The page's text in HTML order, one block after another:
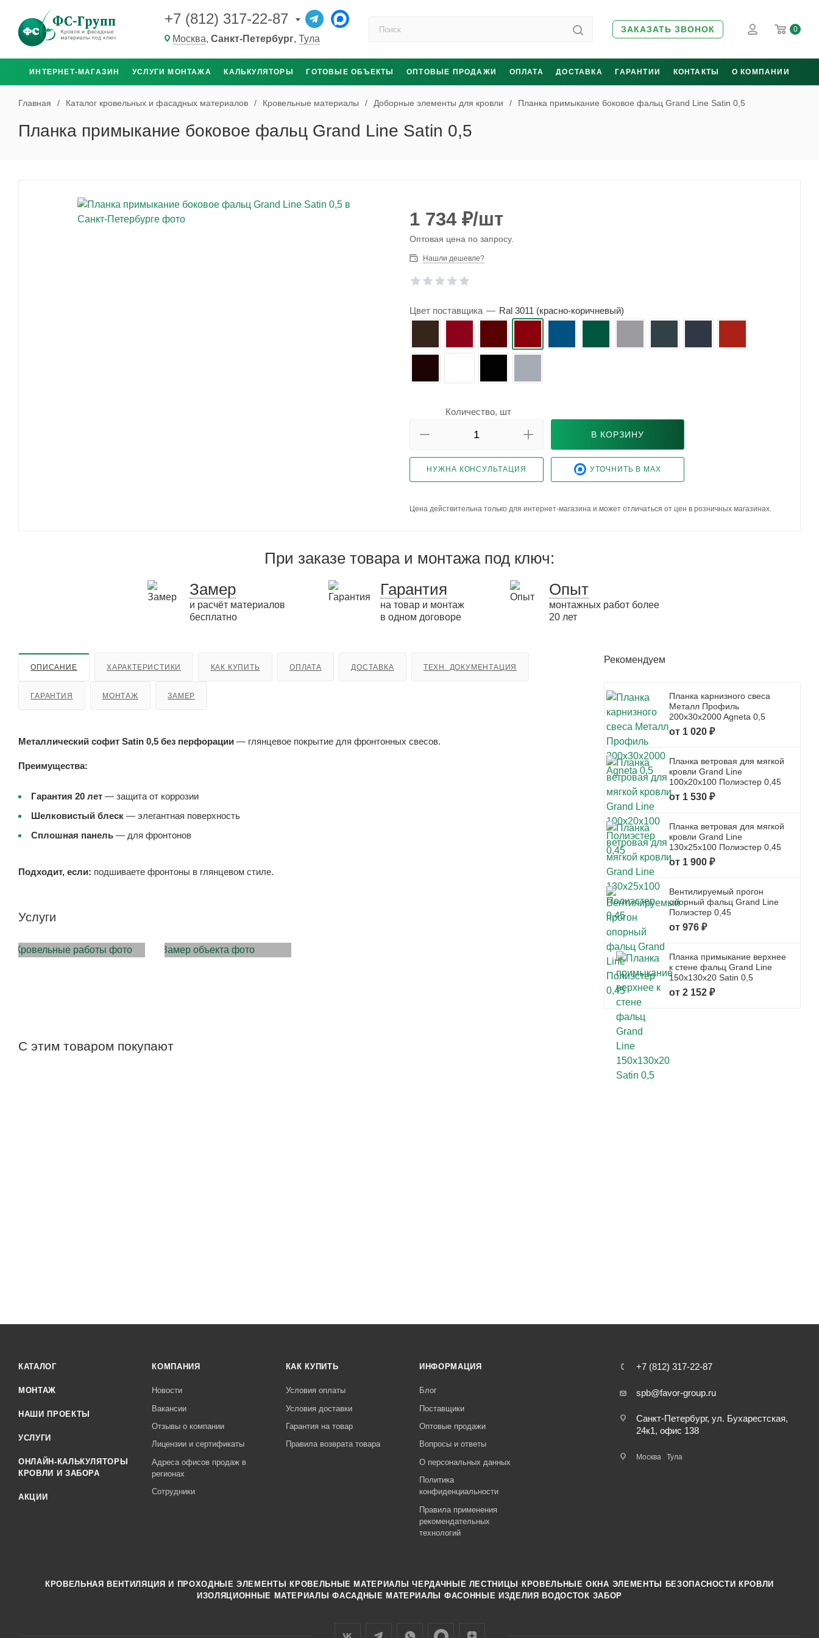
+7 (812) 317-22-87
Москва, Санкт-Петербург, Тула
ЗАКАЗАТЬ ЗВОНОК 0
ИНТЕРНЕТ-МАГАЗИН УСЛУГИ МОНТАЖА КАЛЬКУЛЯТОРЫ ГОТОВЫЕ ОБЪЕКТЫ ОПТОВЫЕ ПРОДАЖИ ОПЛАТА ДОСТАВКА ГАРАНТИИ КОНТАКТЫ О КОМПАНИИ
Главная / Каталог кровельных и фасадных материалов / Кровельные материалы / Доборные элементы для кровли / Планка примыкание боковое фальц Grand Line Satin 0,5
Планка примыкание боковое фальц Grand Line Satin 0,5
1 734 ₽/шт
Оптовая цена по запросу.
Нашли дешевле?
Цвет поставщика — Ral 3011 (красно-коричневый)
Количество, шт
В КОРЗИНУ
НУЖНА КОНСУЛЬТАЦИЯ УТОЧНИТЬ В MAX
Цена действительна только для интернет-магазина и может отличаться от цен в розничных магазинах.
При заказе товара и монтажа под ключ:
Замер
и расчёт материалов
бесплатно
Гарантия
на товар и монтаж
в одном договоре
Опыт
монтажных работ более
20 лет
ОПИСАНИЕ ХАРАКТЕРИСТИКИ КАК КУПИТЬ ОПЛАТА ДОСТАВКА ТЕХН. ДОКУМЕНТАЦИЯ
ГАРАНТИЯ МОНТАЖ ЗАМЕР
Металлический софит Satin 0,5 без перфорации — глянцевое покрытие для фронтонных свесов.
Преимущества:
Гарантия 20 лет — защита от коррозии
Шелковистый блеск — элегантная поверхность
Сплошная панель — для фронтонов
Подходит, если: подшиваете фронтоны в глянцевом стиле.
Услуги
МОНТАЖ КРОВЛИ
Рекомендуем
Планка карнизного свеса
Металл Профиль
200x30x2000 Agneta 0,5
от 1 020 ₽
Планка ветровая для мягкой
кровли Grand Line
100x20x100 Полиэстер 0,45
от 1 530 ₽
Планка ветровая для мягкой
кровли Grand Line
130x25x100 Полиэстер 0,45
от 1 900 ₽
Вентилируемый прогон
опорный фальц Grand Line
Полиэстер 0,45
от 976 ₽
Планка примыкание верхнее
к стене фальц Grand Line
150x130x20 Satin 0,5
от 2 152 ₽
С этим товаром покупают
КАТАЛОГ
МОНТАЖ
НАШИ ПРОЕКТЫ
УСЛУГИ
ОНЛАЙН-КАЛЬКУЛЯТОРЫ
КРОВЛИ И ЗАБОРА
АКЦИИ
КОМПАНИЯ
Новости
Вакансии
Отзывы о компании
Лицензии и сертификаты
Адреса офисов продаж в
регионах
Сотрудники
КАК КУПИТЬ
Условия оплаты
Условия доставки
Гарантия на товар
Правила возврата товара
ИНФОРМАЦИЯ
Блог
Поставщики
Оптовые продажи
Вопросы и ответы
О персональных данных
Политика
конфиденциальности
Правила применения
рекомендательных
технологий
+7 (812) 317-22-87
spb@favor-group.ru
Санкт-Петербург, ул. Бухарестская,
24к1, офис 138
Москва Тула
КРОВЕЛЬНАЯ ВЕНТИЛЯЦИЯ И ПРОХОДНЫЕ ЭЛЕМЕНТЫ ·КРОВЕЛЬНЫЕ МАТЕРИАЛЫ ·ЧЕРДАЧНЫЕ ЛЕСТНИЦЫ ·КРОВЕЛЬНЫЕ ОКНА ·ЭЛЕМЕНТЫ БЕЗОПАСНОСТИ КРОВЛИ
ИЗОЛЯЦИОННЫЕ МАТЕРИАЛЫ ·ФАСАДНЫЕ МАТЕРИАЛЫ ·ФАСОННЫЕ ИЗДЕЛИЯ·ВОДОСТОК ·ЗАБОР